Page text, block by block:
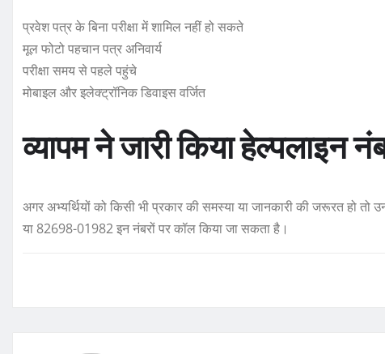
प्रवेश पत्र के बिना परीक्षा में शामिल नहीं हो सकते
मूल फोटो पहचान पत्र अनिवार्य
परीक्षा समय से पहले पहुंचे
मोबाइल और इलेक्ट्रॉनिक डिवाइस वर्जित
व्यापम ने जारी किया हेल्पलाइन
अगर अभ्यर्थियों को किसी भी प्रकार की समस्या या जानकारी की जरूरत हो
या 82698-01982 इन नंबरों पर कॉल किया जा सकता है।